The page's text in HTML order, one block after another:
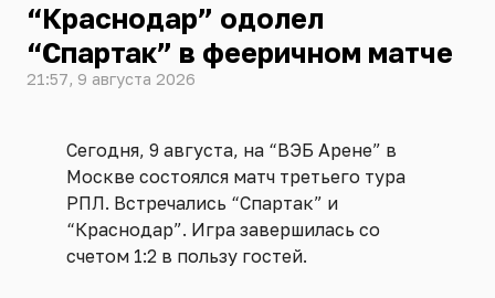
“Краснодар” одолел
“Спартак” в фееричном матче
21:57, 9 августа 2026
Сегодня, 9 августа, на “ВЭБ Арене” в
Москве состоялся матч третьего тура
РПЛ. Встречались “Спартак” и
“Краснодар”. Игра завершилась со
счетом 1:2 в пользу гостей.